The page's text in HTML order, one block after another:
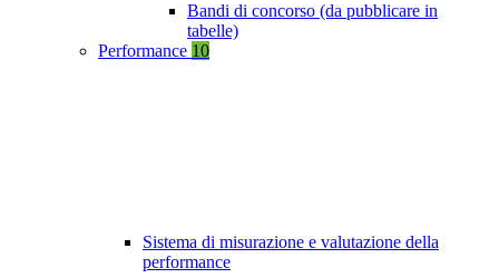
Bandi di concorso (da pubblicare in
tabelle)
Performance 10
Sistema di misurazione e valutazione della
performance